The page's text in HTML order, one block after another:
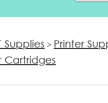
Supplies > Printer
Cartridges